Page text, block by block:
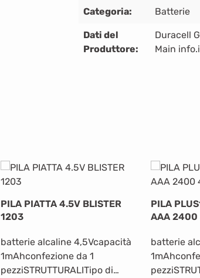
Categoria: Batterie
Dati del
Produttore:
Duracell
Main
PILA PIATTA 4.5V BLISTER
1203
batterie alcaline 4,5Vcapacità
1mAhconfezione da 1
pezziSTRUTTURALITipo di
PILA
AAA 2400
batterie